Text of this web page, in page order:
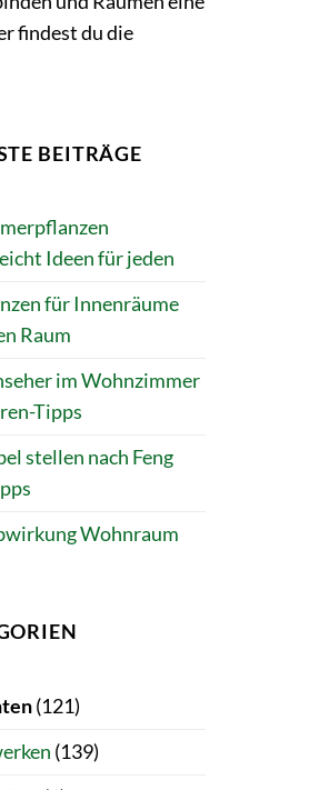
findest du die
BEITRÄGE
Ideen für jeden
für Innenräume
Raum
im Wohnzimmer
Tipps
stellen nach Feng
Wohnraum
(121)
(139)